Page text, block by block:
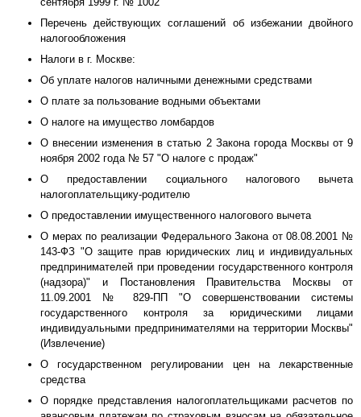
Перечень действующих соглашений об избежании двойного
налогообложения
Налоги в г. Москве:
Об уплате налогов наличными денежными средствами
О плате за пользование водными объектами
О налоге на имущество ломбардов
О внесении изменения в статью 2 Закона города Москвы от 9
ноября 2002 года № 57 "О налоге с продаж"
О предоставлении социального налогового вычета
налогоплательщику-родителю
О предоставлении имущественного налогового вычета
О мерах по реализации Федерального Закона от 08.08.2001 №
143-ФЗ "О защите прав юридических лиц и индивидуальных
предпринимателей при проведении государственного контроля
(надзора)" и Постановления Правительства Москвы от
11.09.2001 № 829-ПП "О совершенствовании системы
государственного контроля за юридическими лицами
индивидуальными предпринимателями на территории Москвы"
(Извлечение)
О государственном регулировании цен на лекарственные
средства
О порядке представления налогоплательщиками расчетов по